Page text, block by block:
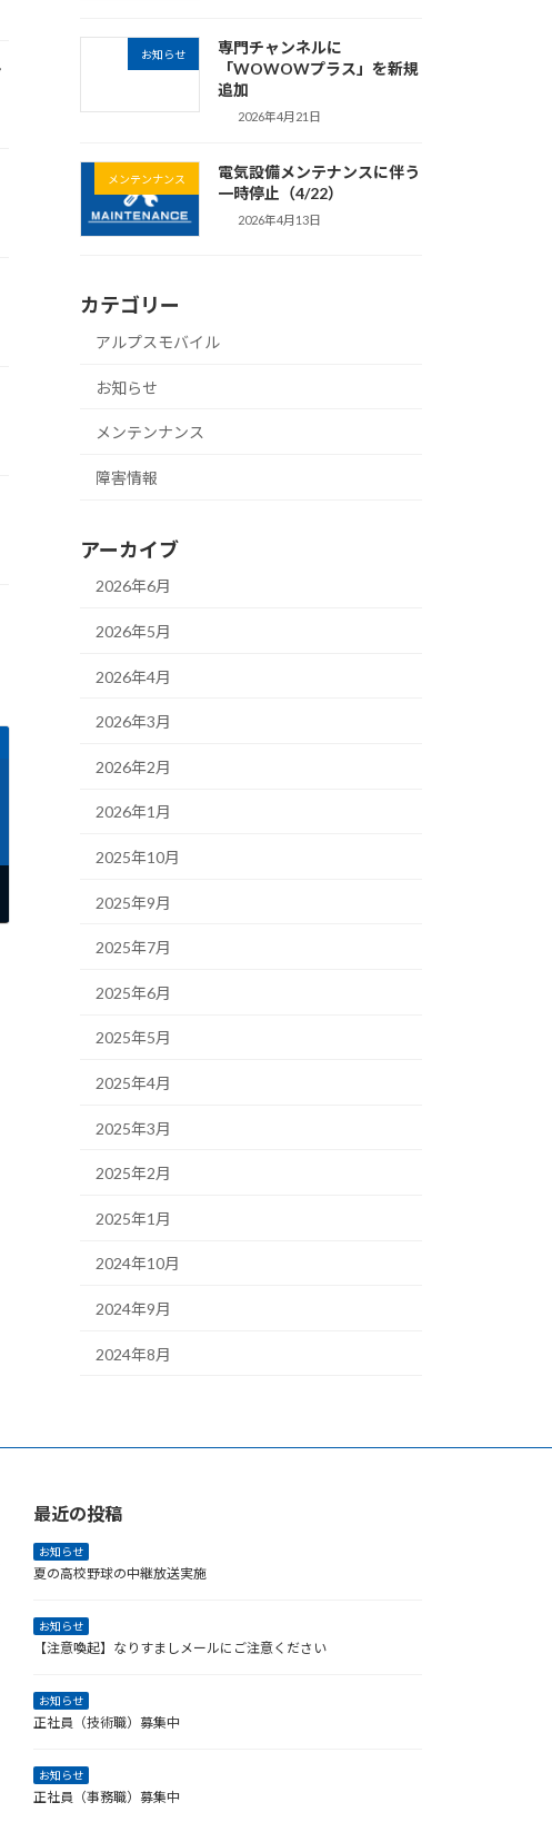
お知らせ
専門チャンネルに
「WOWOWプラス」を新規
追加
2026年4月21日
メンテンナンス
電気設備メンテナンスに伴う
一時停止（4/22）
2026年4月13日
カテゴリー
アルプスモバイル
お知らせ
メンテンナンス
障害情報
アーカイブ
2026年6月
2026年5月
2026年4月
2026年3月
2026年2月
2026年1月
2025年10月
2025年9月
2025年7月
2025年6月
2025年5月
2025年4月
2025年3月
2025年2月
2025年1月
2024年10月
2024年9月
2024年8月
最近の投稿
お知らせ
夏の高校野球の中継放送実施
お知らせ
【注意喚起】なりすましメールにご注意ください
お知らせ
正社員（技術職）募集中
お知らせ
正社員（事務職）募集中